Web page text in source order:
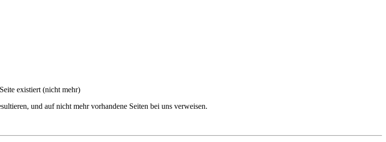
existiert (nicht mehr)
und auf nicht mehr vorhandene Seiten bei uns verweisen.